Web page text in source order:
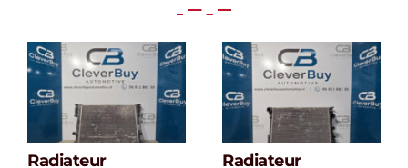
Radiateur
Radiateur